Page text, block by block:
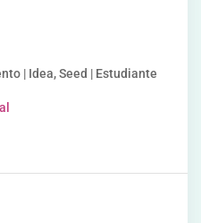
| Idea, Seed | Estudiante